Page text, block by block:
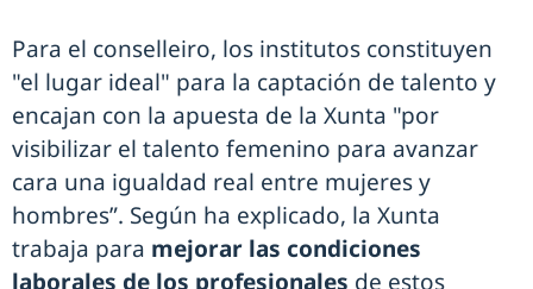
Para el conselleiro, los institutos constituyen
"el lugar ideal" para la captación de talento y
encajan con la apuesta de la Xunta "por
visibilizar el talento femenino para avanzar
cara una igualdad real entre mujeres y
hombres”. Según ha explicado, la Xunta
trabaja para mejorar las condiciones
laborales de los profesionales de estos